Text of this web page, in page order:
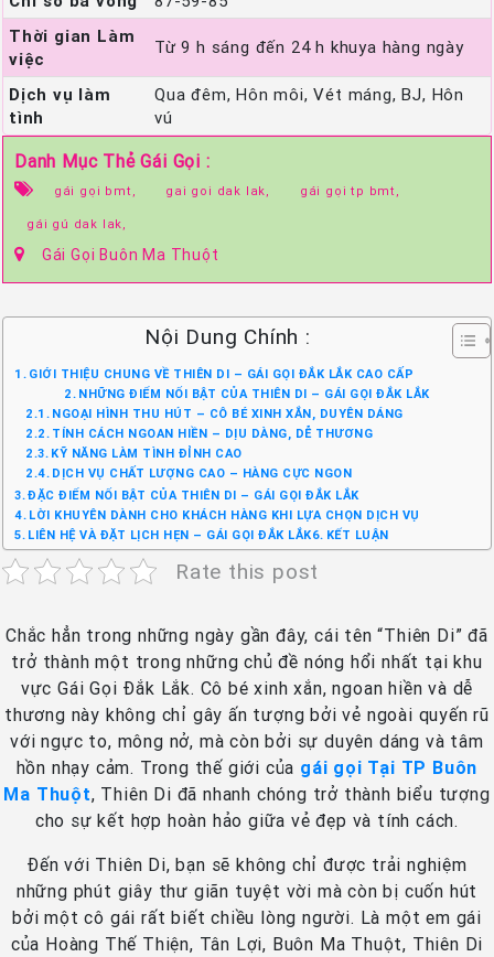
Thời gian Làm
việc
Từ 9 h sáng đến 24 h khuya hàng ngày
Dịch vụ làm
tình
Qua đêm, Hôn môi, Vét máng, BJ, Hôn
vú
Danh Mục Thẻ Gái Gọi :
gái gọi bmt, gai goi dak lak, gái gọi tp bmt,
gái gú dak lak,
Gái Gọi Buôn Ma Thuột
Nội Dung Chính :
GIỚI THIỆU CHUNG VỀ THIÊN DI – GÁI GỌI ĐẮK LẮK CAO CẤP
NHỮNG ĐIỂM NỔI BẬT CỦA THIÊN DI – GÁI GỌI ĐẮK LẮK
NGOẠI HÌNH THU HÚT – CÔ BÉ XINH XẮN, DUYÊN DÁNG
TÍNH CÁCH NGOAN HIỀN – DỊU DÀNG, DỄ THƯƠNG
KỸ NĂNG LÀM TÌNH ĐỈNH CAO
DỊCH VỤ CHẤT LƯỢNG CAO – HÀNG CỰC NGON
ĐẶC ĐIỂM NỔI BẬT CỦA THIÊN DI – GÁI GỌI ĐẮK LẮK
LỜI KHUYÊN DÀNH CHO KHÁCH HÀNG KHI LỰA CHỌN DỊCH VỤ
LIÊN HỆ VÀ ĐẶT LỊCH HẸN – GÁI GỌI ĐẮK LẮK
KẾT LUẬN
Rate this post
Chắc hẳn trong những ngày gần đây, cái tên “Thiên Di” đã
trở thành một trong những chủ đề nóng hổi nhất tại khu
vực Gái Gọi Đắk Lắk. Cô bé xinh xắn, ngoan hiền và dễ
thương này không chỉ gây ấn tượng bởi vẻ ngoài quyến rũ
với ngực to, mông nở, mà còn bởi sự duyên dáng và tâm
hồn nhạy cảm. Trong thế giới của gái gọi Tại TP Buôn
Ma Thuột, Thiên Di đã nhanh chóng trở thành biểu tượng
cho sự kết hợp hoàn hảo giữa vẻ đẹp và tính cách.
Đến với Thiên Di, bạn sẽ không chỉ được trải nghiệm
những phút giây thư giãn tuyệt vời mà còn bị cuốn hút
bởi một cô gái rất biết chiều lòng người. Là một em gái
của Hoàng Thế Thiện, Tân Lợi, Buôn Ma Thuột, Thiên Di